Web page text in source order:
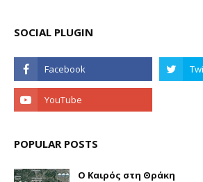
SOCIAL PLUGIN
POPULAR POSTS
Ο Καιρός στη Θράκη